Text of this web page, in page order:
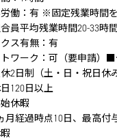
労働：有 ※固定残業時間
員平均残業時間20-33時間
クス有無：有
トワーク：可（要申請）
2日制（土・日・祝日休
120日以上
休暇
月経過時点10日、最高付